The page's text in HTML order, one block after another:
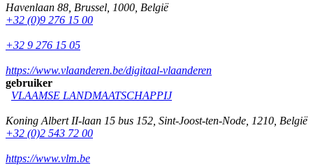
Havenlaan 88 Brussel 1000 België
+32 (0)9 276 15 00
+32 9 276 15 05
https://www.vlaanderen.be/digitaal-vlaanderen
gebruiker
VLAAMSE LANDMAATSCHAPPIJ
Koning Albert II-laan 15 bus 152 Sint-Joost-ten-Node 1210 België
+32 (0)2 543 72 00
https://www.vlm.be